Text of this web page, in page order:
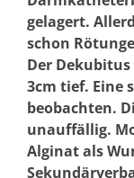
gelagert.
schon
Der
3cm tief. Eine
beobachten.
unauffällig.
Alginat als